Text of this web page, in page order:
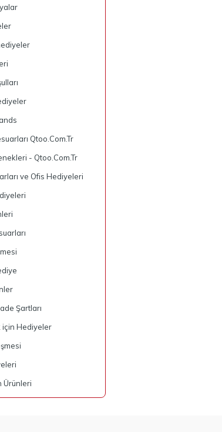
Qtoo.Com.Tr
- Qtoo.Com.Tr
ve Ofis Hediyeleri
Şartları
için Hediyeler
Ürünleri